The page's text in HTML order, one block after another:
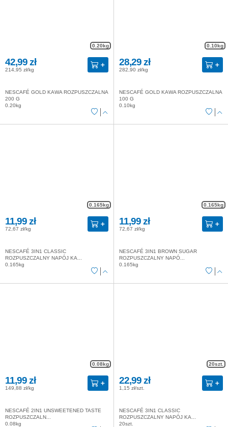
0.20kg
42,99 zł
214,95 zł/kg
NESCAFÉ GOLD KAWA ROZPUSZCZALNA
200 G
0.20kg
0.10kg
28,29 zł
282,90 zł/kg
NESCAFÉ GOLD KAWA ROZPUSZCZALNA
100 G
0.10kg
0.165kg
11,99 zł
72,67 zł/kg
NESCAFÉ 3IN1 CLASSIC
ROZPUSZCZALNY NAPÓJ KA...
0.165kg
0.165kg
11,99 zł
72,67 zł/kg
NESCAFÉ 3IN1 BROWN SUGAR
ROZPUSZCZALNY NAPÓ...
0.165kg
0.08kg
11,99 zł
149,88 zł/kg
NESCAFÉ 2IN1 UNSWEETENED TASTE
ROZPUSZCZALN...
0.08kg
20szt.
22,99 zł
1,15 zł/szt.
NESCAFÉ 3IN1 CLASSIC
ROZPUSZCZALNY NAPÓJ KA...
20szt.